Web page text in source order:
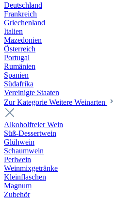
Deutschland
Frankreich
Griechenland
Italien
Mazedonien
Österreich
Portugal
Rumänien
Spanien
Südafrika
Vereinigte Staaten
Zur Kategorie Weitere Weinarten
Alkoholfreier Wein
Süß-Dessertwein
Glühwein
Schaumwein
Perlwein
Weinmixgetränke
Kleinflaschen
Magnum
Zubehör